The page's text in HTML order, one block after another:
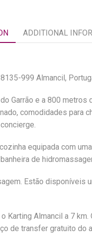
ADDITIONAL
999 Almancil,
Garrão e a 800
comodidades para
equipada com
de
Estão
Karting Almancil a 7
de transfer gratuito do